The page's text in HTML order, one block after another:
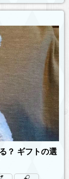
？ ギフトの選